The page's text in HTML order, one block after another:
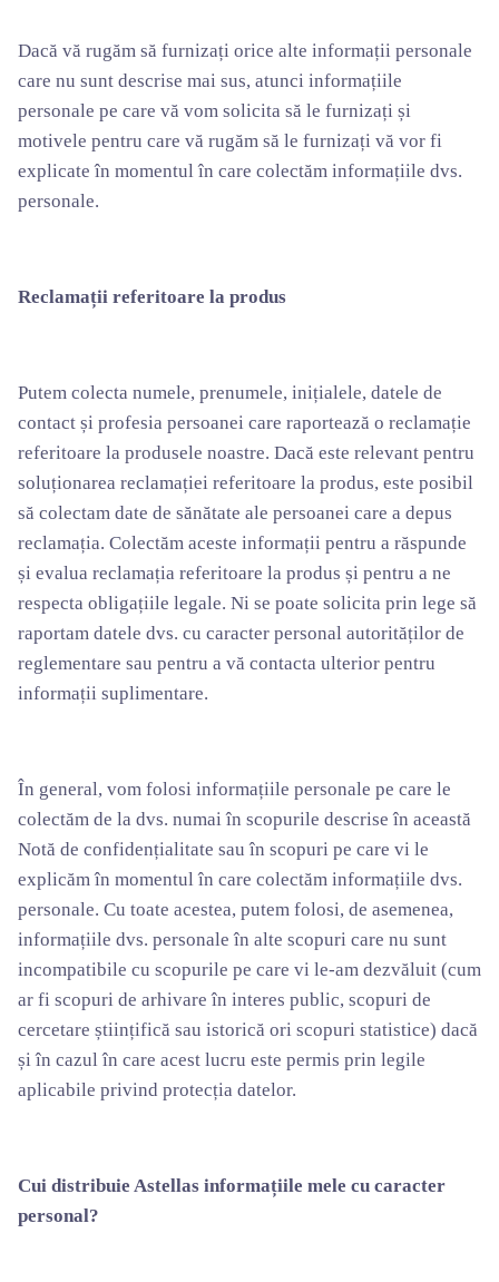
Dacă vă rugăm să furnizați orice alte informații personale
care nu sunt descrise mai sus, atunci informațiile
personale pe care vă vom solicita să le furnizați și
motivele pentru care vă rugăm să le furnizați vă vor fi
explicate în momentul în care colectăm informațiile dvs.
personale.
Reclamații referitoare la produs
Putem colecta numele, prenumele, inițialele, datele de
contact și profesia persoanei care raportează o reclamație
referitoare la produsele noastre. Dacă este relevant pentru
soluționarea reclamației referitoare la produs, este posibil
să colectam date de sănătate ale persoanei care a depus
reclamația. Colectăm aceste informații pentru a răspunde
și evalua reclamația referitoare la produs și pentru a ne
respecta obligațiile legale. Ni se poate solicita prin lege să
raportam datele dvs. cu caracter personal autorităților de
reglementare sau pentru a vă contacta ulterior pentru
informații suplimentare.
În general, vom folosi informațiile personale pe care le
colectăm de la dvs. numai în scopurile descrise în această
Notă de confidențialitate sau în scopuri pe care vi le
explicăm în momentul în care colectăm informațiile dvs.
personale. Cu toate acestea, putem folosi, de asemenea,
informațiile dvs. personale în alte scopuri care nu sunt
incompatibile cu scopurile pe care vi le-am dezvăluit (cum
ar fi scopuri de arhivare în interes public, scopuri de
cercetare științifică sau istorică ori scopuri statistice) dacă
și în cazul în care acest lucru este permis prin legile
aplicabile privind protecția datelor.
Cui distribuie Astellas informațiile mele cu caracter
personal?